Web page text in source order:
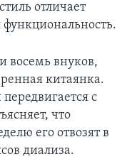
отличает
восемь внуков,
китаянка.
с
что
его отвозят в
диализа.